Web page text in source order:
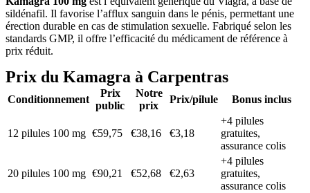
sildénafil. Il favorise l’afflux sanguin dans le pénis, permettant une
érection durable en cas de stimulation sexuelle. Fabriqué selon les
standards GMP, il offre l’efficacité du médicament de référence à
prix réduit.
Prix du Kamagra à Carpentras
Conditionnement
Prix
public
Notre
prix
Prix/pilule Bonus inclus
12 pilules 100 mg €59,75 €38,16 €3,18
+4 pilules
gratuites,
assurance colis
20 pilules 100 mg €90,21 €52,68 €2,63
+4 pilules
gratuites,
assurance colis